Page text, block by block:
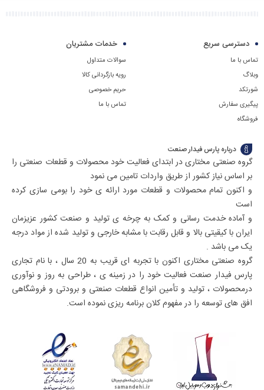
دسترسی سریع
تماس با ما
وبلاگ
شورتکد
پیگیری سفارش
فروشگاه
خدمات مشتریان
سوالات متداول
رویه بازگردانی کالا
حریم خصوصی
تماس با ما
درباره پارس فیدار صنعت
گروه صنعتی مختاری در ابتدای فعالیت خود محصولات و قطعات صنعتی را
بر اساس نیاز کشور از طریق واردات تامین می نمود
و اکنون تمام محصولات و قطعات مورد ارائه ی خود را بومی سازی کرده
است
و آماده خدمت رسانی و کمک به چرخه ی تولید و صنعت کشور عزیزمان
ایران با کیقیتی بالا و قابل رقابت با مشابه خارجی و تولید شده از مواد درجه
یک می باشد .
گروه صنعتی مختاری اکنون با تجربه ای قریب به 20 سال ، با نام تجاری
پارس فیدار صنعت فعالیت خود را در زمینه ی ، طراحی به روز و نوآوری
درمحصولات ، تولید و تأمین انواع قطعات صنعتی و برودتی و فروشگاهی
افق های توسعه را در مفهوم کلان برنامه ریزی نموده است.